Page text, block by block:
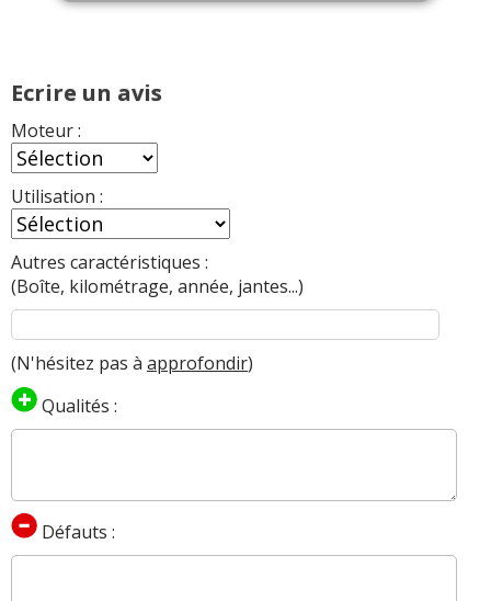
Ecrire un avis
Moteur :
Utilisation :
Autres caractéristiques :
(Boîte, kilométrage, année, jantes...)
(N'hésitez pas à approfondir)
Qualités :
Défauts :